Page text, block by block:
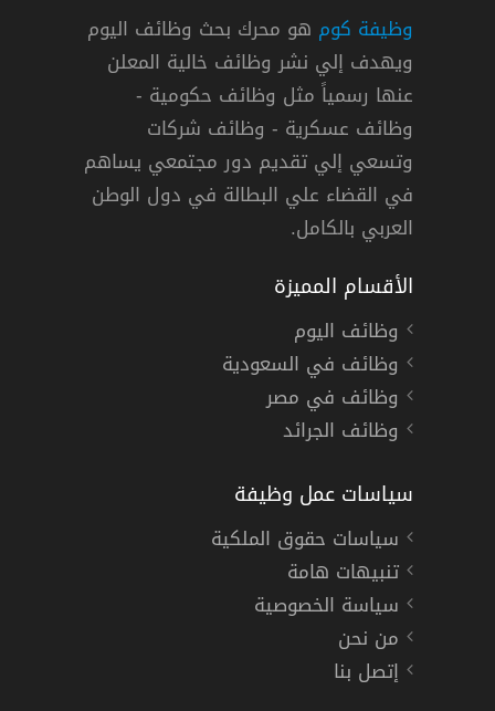
مدير مكتب / أخصائي مشتريات بالرياض
دوام كامل
وظيفة كوم هو محرك بحث وظائف اليوم
ويهدف إلي نشر وظائف خالية المعلن
عنها رسمياً مثل وظائف حكومية -
وظائف عسكرية - وظائف شركات
وتسعي إلي تقديم دور مجتمعي يساهم
في القضاء علي البطالة في دول الوطن
العربي بالكامل.
الأقسام المميزة
وظائف اليوم
وظائف في السعودية
وظائف في مصر
وظائف الجرائد
سياسات عمل وظيفة
سياسات حقوق الملكية
تنبيهات هامة
سياسة الخصوصية
من نحن
إتصل بنا